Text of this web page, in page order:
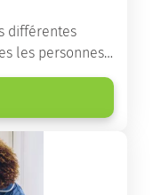
différentes
les personnes
en maison